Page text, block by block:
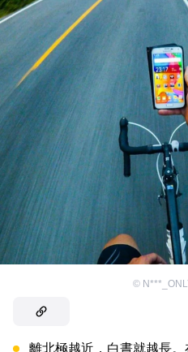
©
離北極越近，白晝就越長